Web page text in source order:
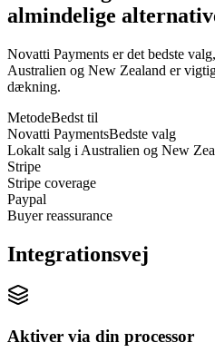
almindelige
Novatti Payments er det bedste
Australien og New Zealand er
dækning.
MetodeBedst til
Novatti PaymentsBedste valg
Lokalt salg i Australien og New
Stripe
Stripe coverage
Paypal
Buyer reassurance
Integrationsvej
Aktiver via din processor